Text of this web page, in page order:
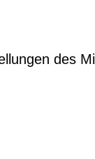
des